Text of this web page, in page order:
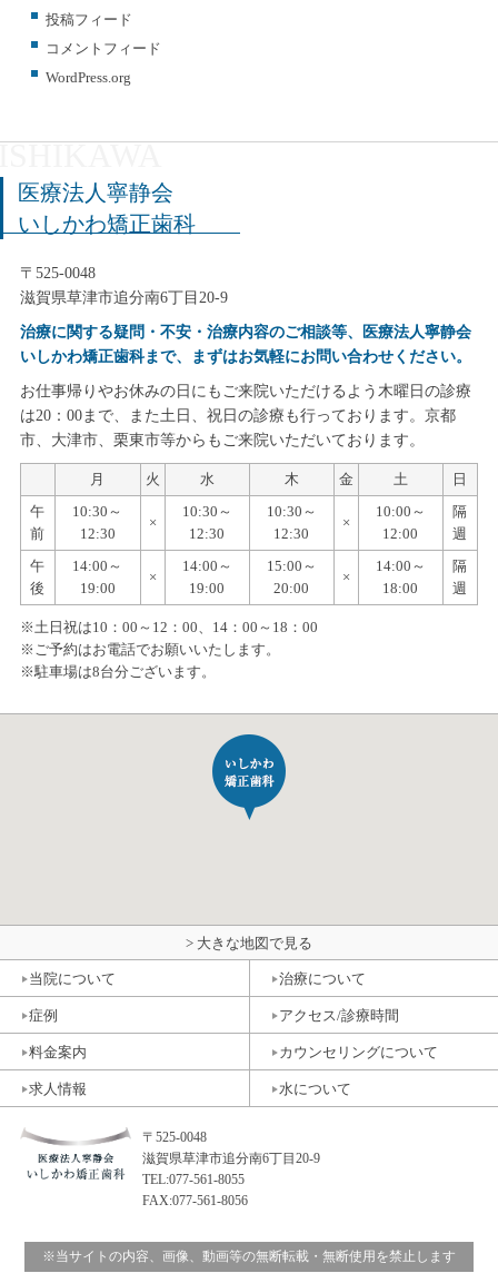
投稿フィード
コメントフィード
WordPress.org
医療法人寧静会
いしかわ矯正歯科
〒525-0048
滋賀県草津市追分南6丁目20-9
治療に関する疑問・不安・治療内容のご相談等、医療法人寧静会
いしかわ矯正歯科まで、まずはお気軽にお問い合わせください。
お仕事帰りやお休みの日にもご来院いただけるよう木曜日の診療
は20：00まで、また土日、祝日の診療も行っております。京都
市、大津市、栗東市等からもご来院いただいております。
月 火 水 木 金 土
日
午
前
10:30～
12:30
×
10:30～
12:30
10:30～
12:30
×
10:00～
12:00
隔
週
午
後
14:00～
19:00
×
14:00～
19:00
15:00～
20:00
×
14:00～
18:00
隔
週
※土日祝は10：00～12：00、14：00～18：00
※ご予約はお電話でお願いいたします。
※駐車場は8台分ございます。
> 大きな地図で見る
当院について 治療について
症例 アクセス/診療時間
料金案内 カウンセリングについて
求人情報 水について
〒525-0048
滋賀県草津市追分南6丁目20-9
TEL:077-561-8055
FAX:077-561-8056
※当サイトの内容、画像、動画等の無断転載・無断使用を禁止します